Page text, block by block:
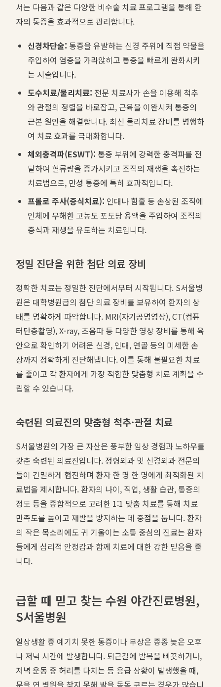
서는 다음과 같은 다양한 비수술 치료 프로그램을 통해 환
자의 통증을 효과적으로 관리합니다.
신경차단술: 통증을 유발하는 신경 주위에 직접 약물을
주입하여 염증을 가라앉히고 통증을 빠르게 완화시키
는 시술입니다.
도수치료/물리치료: 전문 치료사가 손을 이용해 척추
와 관절의 정렬을 바로잡고, 근육을 이완시켜 통증의
근본 원인을 해결합니다. 최신 물리치료 장비를 병행하
여 치료 효과를 극대화합니다.
체외충격파(ESWT): 통증 부위에 강력한 충격파를 전
달하여 혈류량을 증가시키고 조직의 재생을 촉진하는
치료법으로, 만성 통증에 특히 효과적입니다.
프롤로 주사(증식치료): 인대나 힘줄 등 손상된 조직에
인체에 무해한 고농도 포도당 용액을 주입하여 조직의
증식과 재생을 유도하는 치료입니다.
정밀 진단을 위한 첨단 의료 장비
정확한 치료는 정밀한 진단에서부터 시작됩니다. S서울병
원은 대학병원급의 첨단 의료 장비를 보유하여 환자의 상
태를 명확하게 파악합니다. MRI(자기공명영상), CT(컴퓨
터단층촬영), X-ray, 초음파 등 다양한 영상 장비를 통해 육
안으로 확인하기 어려운 신경, 인대, 연골 등의 미세한 손
상까지 정확하게 진단해냅니다. 이를 통해 불필요한 치료
를 줄이고 각 환자에게 가장 적합한 맞춤형 치료 계획을 수
립할 수 있습니다.
숙련된 의료진의 맞춤형 척추·관절 치료
S서울병원의 가장 큰 자산은 풍부한 임상 경험과 노하우를
갖춘 숙련된 의료진입니다. 정형외과 및 신경외과 전문의
들이 긴밀하게 협진하며 환자 한 명 한 명에게 최적화된 치
료법을 제시합니다. 환자의 나이, 직업, 생활 습관, 통증의
정도 등을 종합적으로 고려한 1:1 맞춤 치료를 통해 치료
만족도를 높이고 재발을 방지하는 데 중점을 둡니다. 환자
의 작은 목소리에도 귀 기울이는 소통 중심의 진료는 환자
들에게 심리적 안정감과 함께 치료에 대한 강한 믿음을 줍
니다.
급할 때 믿고 찾는 수원 야간진료병원,
S서울병원
일상생활 중 예기치 못한 통증이나 부상은 종종 늦은 오후
나 저녁 시간에 발생합니다. 퇴근길에 발목을 삐끗하거나,
저녁 운동 중 허리를 다치는 등 응급 상황이 발생했을 때,
문을 연 병원을 찾지 못해 발을 동동 구르는 경우가 많습니